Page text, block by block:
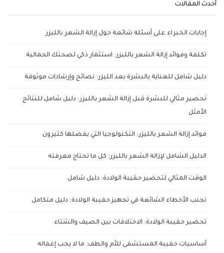
أحدث المقالات
إجابات الخبراء على أسئلة شائعة حول إزالة الشعر بالليزر
تكلفة وفوائد إزالة الشعر بالليزر: استثمار ذكي لصحتك الجمالية
دليل شامل للعناية بالبشرة بعد الليزر: نصائح وإرشادات موثوقة
تحضير مثالي للبشرة قبل إزالة الشعر بالليزر: دليل شامل للنتائج
الأمثل
فوائد إزالة الشعر بالليزر: التكنولوجيا التي يفضلها كثيرون
الدليل الشامل لإزالة الشعر بالليزر: كل ما تحتاج معرفته
الوقت المثالي لتحضير حقيبة الولادة: دليل شامل
تجنب الأخطاء الشائعة في تجهيز حقيبة الولادة: دليل متكامل
تحضير حقيبة الولادة: الاختلافات بين الصيف والشتاء
أساسيات حقيبة المستشفى للأم والطف: ما لا يجب إغفاله